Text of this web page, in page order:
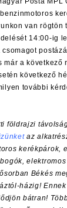
van rögtön
14:00-ig
már a következő
következő
további
földrajzi
az
kerékpárok,
Békés
házig!
bátran!